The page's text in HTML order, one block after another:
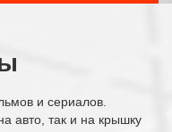
и сериалов.
авто, так и на крышку